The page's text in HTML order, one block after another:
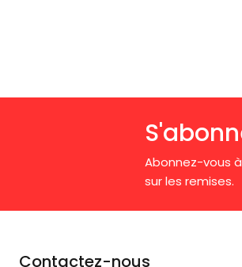
Abonnez-vous
sur les remises.
Contactez-nous